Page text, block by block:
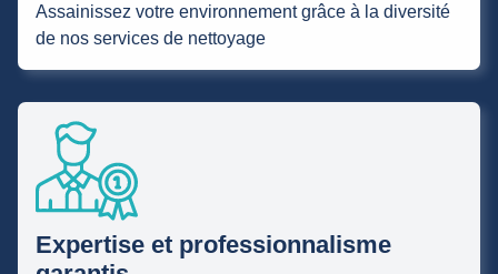
Assainissez votre environnement grâce à la diversité
de nos services de nettoyage
Expertise et professionnalisme
garantis